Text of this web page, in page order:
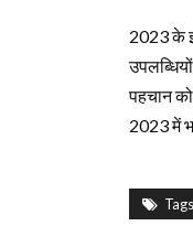
2023 के
पहचान
2023 में
Tags